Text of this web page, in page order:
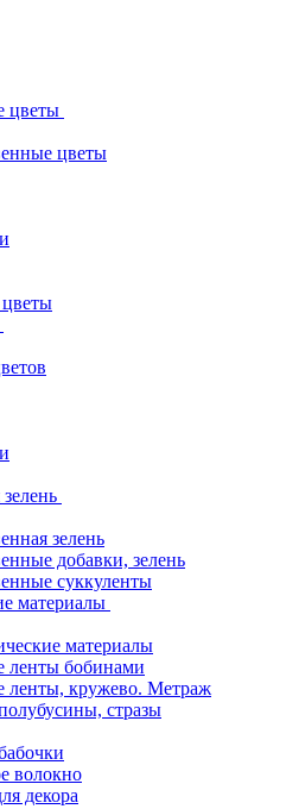
цветы
цветы
зелень
добавки, зелень
суккуленты
материалы
материалы
ленты бобинами
ленты, кружево. Метраж
стразы
волокно
декора